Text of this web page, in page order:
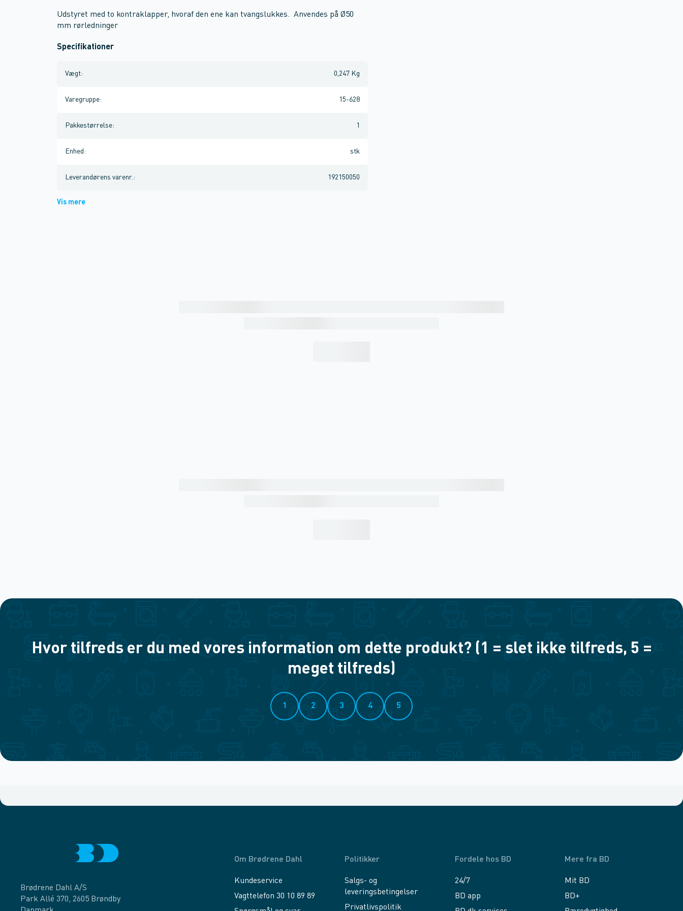
Udstyret med to kontraklapper, hvoraf den ene kan tvangslukkes. Anvendes på Ø50
mm rørledninger
Specifikationer
Vægt: 0,247 Kg
Varegruppe: 15-628
Pakkestørrelse: 1
Enhed : stk
Leverandørens varenr. : 192150050
Vis mere
Hvor tilfreds er du med vores information om dette produkt? (1 = slet ikke tilfreds, 5 =
meget tilfreds)
1 2 3 4 5
Brødrene Dahl A/S
Park Allé 370, 2605 Brøndby
Om Brødrene Dahl
Kundeservice
Vagttelefon 30 10 89 89
Politikker
Salgs- og
leveringsbetingelser
Privatlivspolitik
Fordele hos BD
24/7
BD app
Mere fra BD
Mit BD
BD+